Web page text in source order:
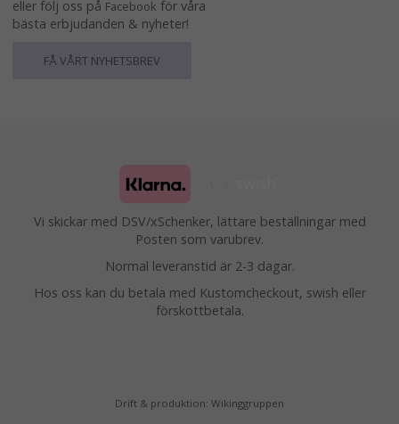
eller följ oss på Facebook för våra
bästa erbjudanden & nyheter!
FÅ VÅRT NYHETSBREV
Vi skickar med DSV/xSchenker, lättare beställningar med
Posten som varubrev.
Normal leveranstid är 2-3 dagar.
Hos oss kan du betala med Kustomcheckout, swish eller
förskottbetala.
Drift & produktion: Wikinggruppen